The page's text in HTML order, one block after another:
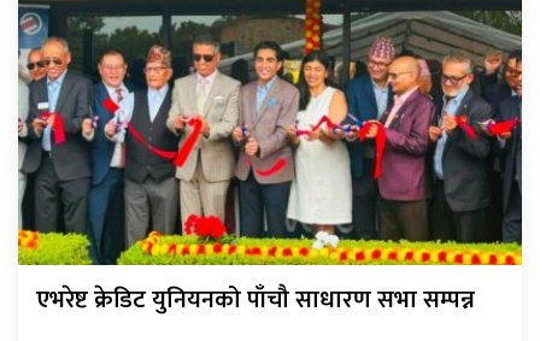
एभरेष्ट क्रेडिट युनियनको पाँचौ साधारण सभा सम्पन्न